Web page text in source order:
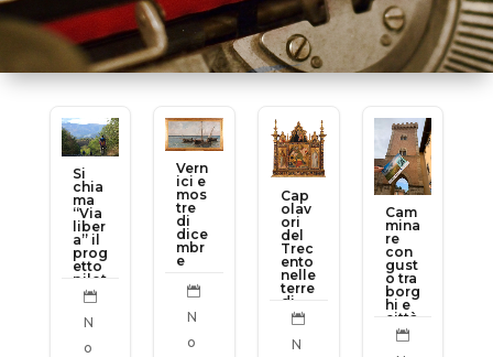
Si
chia
ma
“Via
liber
a” il
prog
etto
pilot
per
map
pare

N
o
Vern
ici e
mos
tre
di
dice
mbr
e

N
o
Cap
olav
ori
del
Trec
ento
nelle
terre
di
Sien

N
Cam
mina
re
con
gust
o tra
borg
hi e
città
. Un
mod
